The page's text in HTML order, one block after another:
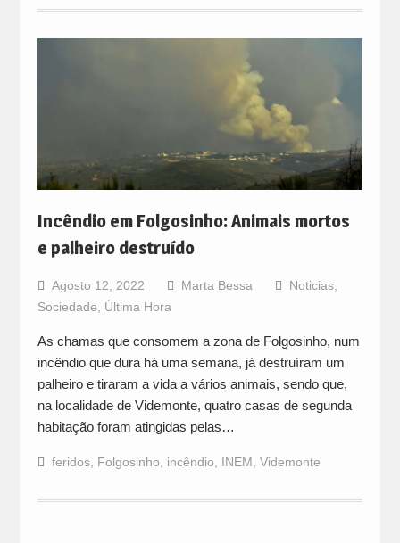
Incêndio em Folgosinho: Animais mortos
e palheiro destruído
Agosto 12, 2022 Marta Bessa Noticias,
Sociedade, Última Hora
As chamas que consomem a zona de Folgosinho, num
incêndio que dura há uma semana, já destruíram um
palheiro e tiraram a vida a vários animais, sendo que,
na localidade de Videmonte, quatro casas de segunda
habitação foram atingidas pelas…
feridos, Folgosinho, incêndio, INEM, Videmonte